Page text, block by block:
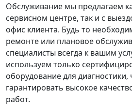
Обслуживание мы предлагаем
сервисном центре, так и с
офис клиента. Будь то
ремонте или плановое
специалисты всегда к вашим
используем только
оборудование для
гарантировать высокое
работ.